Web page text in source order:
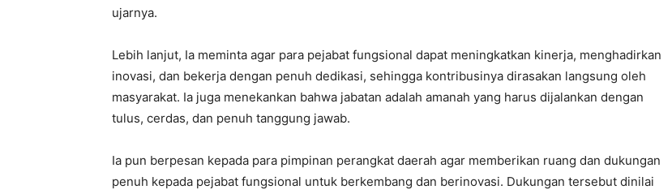
ujarnya.
Lebih lanjut, Ia meminta agar para pejabat fungsional dapat meningkatkan kinerja, menghadirkan
inovasi, dan bekerja dengan penuh dedikasi, sehingga kontribusinya dirasakan langsung oleh
masyarakat. Ia juga menekankan bahwa jabatan adalah amanah yang harus dijalankan dengan
tulus, cerdas, dan penuh tanggung jawab.
Ia pun berpesan kepada para pimpinan perangkat daerah agar memberikan ruang dan dukungan
penuh kepada pejabat fungsional untuk berkembang dan berinovasi. Dukungan tersebut dinilai